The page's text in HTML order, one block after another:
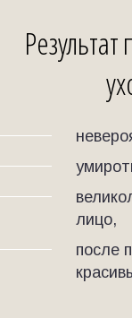
лицо,
после